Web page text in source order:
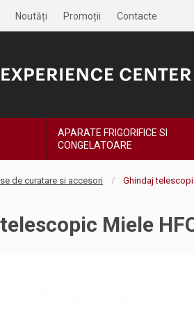
Noutăți Promoții Contacte
APARATE FRIGORIFICE SI
CONGELATOARE
de curatare si accesori Ghindaj
Miele